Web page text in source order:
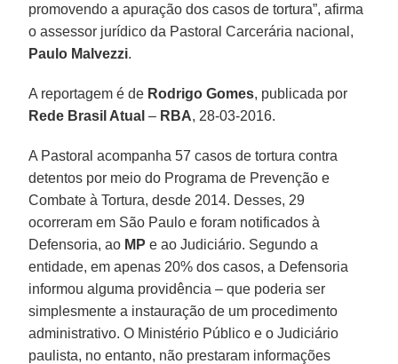
promovendo a apuração dos casos de tortura”, afirma
o assessor jurídico da Pastoral Carcerária nacional,
Paulo Malvezzi.
A reportagem é de Rodrigo Gomes, publicada por
Rede Brasil Atual – RBA, 28-03-2016.
A Pastoral acompanha 57 casos de tortura contra
detentos por meio do Programa de Prevenção e
Combate à Tortura, desde 2014. Desses, 29
ocorreram em São Paulo e foram notificados à
Defensoria, ao MP e ao Judiciário. Segundo a
entidade, em apenas 20% dos casos, a Defensoria
informou alguma providência – que poderia ser
simplesmente a instauração de um procedimento
administrativo. O Ministério Público e o Judiciário
paulista, no entanto, não prestaram informações